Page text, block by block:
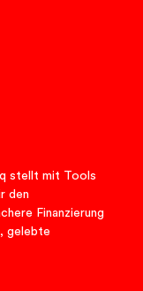
stellt mit Tools
den
Finanzierung
gelebte